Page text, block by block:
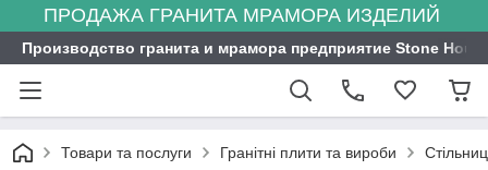
ПРОДАЖА ГРАНИТА МРАМОРА ИЗДЕЛИЙ
Производство гранита и мрамора предприятие Stone
Товари та послуги Гранітні плити та вироби